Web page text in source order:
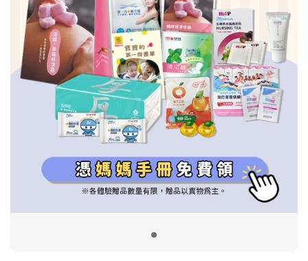
信誼基金會
2022信誼年度報告
2023信誼年度報告
2024信誼年度報告
附設幼兒園
小袋鼠幼師網